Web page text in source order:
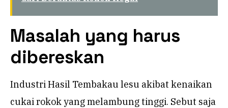
Masalah yang harus
dibereskan
Industri Hasil Tembakau lesu akibat kenaikan
cukai rokok yang melambung tinggi. Sebut saja